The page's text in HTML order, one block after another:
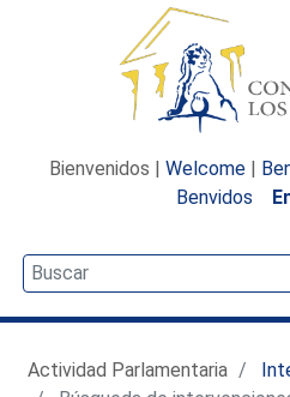
Bienvenidos | Welcome |
Benvidos
Actividad Parlamentaria